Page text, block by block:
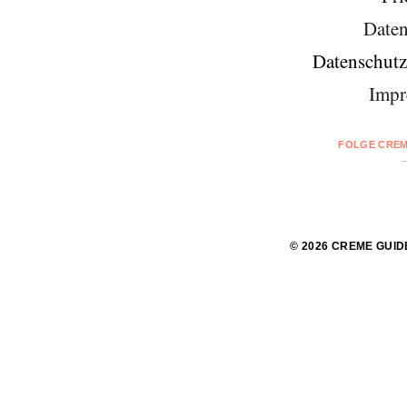
FOLGE
© 2026 CREME